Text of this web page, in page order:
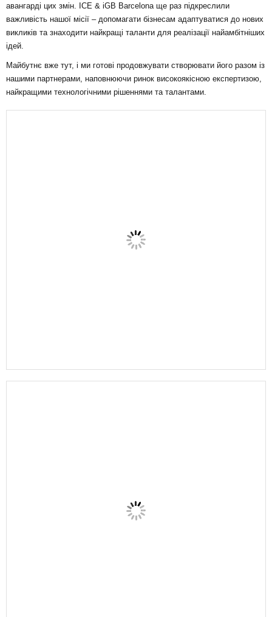
авангарді цих змін. ICE & iGB Barcelona ще раз підкреслили
важливість нашої місії – допомагати бізнесам адаптуватися до нових
викликів та знаходити найкращі таланти для реалізації найамбітніших
ідей.
Майбутнє вже тут, і ми готові продовжувати створювати його разом із
нашими партнерами, наповнюючи ринок високоякісною експертизою,
найкращими технологічними рішеннями та талантами.